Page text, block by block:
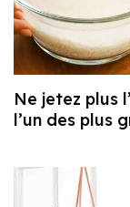
Ne jetez plus
l’un des plus